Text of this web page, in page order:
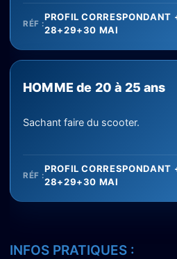
RÉF :
PROFIL CORRESPONDANT
28+29+30 MAI
HOMME de 20 à 25 ans
Sachant faire du scooter.
RÉF :
PROFIL CORRESPONDANT
28+29+30 MAI
INFOS PRATIQUES :